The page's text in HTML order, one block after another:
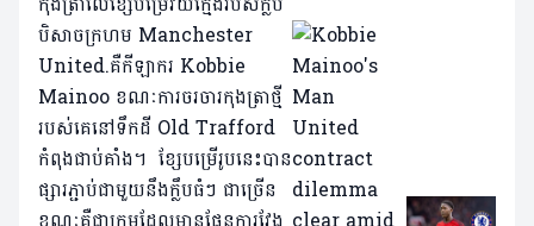
បិសាចក្រហម Manchester
United.គឺកីឡាករ Kobbie
Mainoo ខណៈការចរចារកុងត្រាថ្មី
របស់គេនៅទឹកដី Old Trafford
កំពុងជាប់គាំង។ ខ្សែបម្រើរូបនេះបាន
ផ្សារភ្ជាប់ជាមួយនឹងក្លឹបធំៗ ជាច្រើន